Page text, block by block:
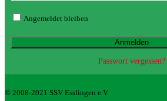
Angemeldet bleiben
Passwort vergessen?
© 2008-2021 SSV Esslingen e.V.